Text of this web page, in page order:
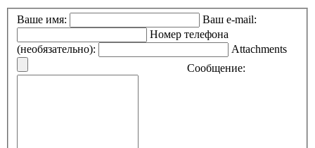
Ваше имя:
Ваш e-mail:
Номер телефона
(необязательно):
Attachments
Сообщение: